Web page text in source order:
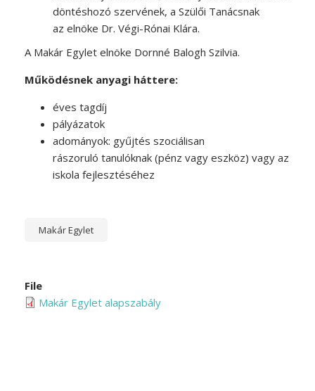
döntéshozó szervének, a Szülői Tanácsnak
az elnöke Dr. Végi-Rónai Klára.
A Makár Egylet elnöke Dornné Balogh Szilvia.
Működésnek anyagi háttere:
éves tagdíj
pályázatok
adományok: gyűjtés szociálisan
rászoruló tanulóknak (pénz vagy eszköz) vagy az
iskola fejlesztéséhez
Makár Egylet
File
Makár Egylet alapszabály